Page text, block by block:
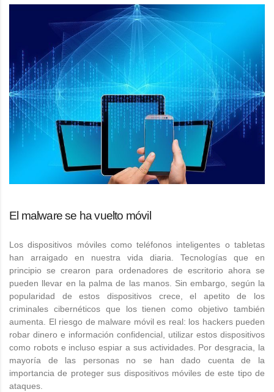
El malware se ha vuelto móvil
Los dispositivos móviles como teléfonos inteligentes o tabletas
han arraigado en nuestra vida diaria. Tecnologías que en
principio se crearon para ordenadores de escritorio ahora se
pueden llevar en la palma de las manos. Sin embargo, según la
popularidad de estos dispositivos crece, el apetito de los
criminales cibernéticos que los tienen como objetivo también
aumenta. El riesgo de malware móvil es real: los hackers pueden
robar dinero e información confidencial, utilizar estos dispositivos
como robots e incluso espiar a sus actividades. Por desgracia, la
mayoría de las personas no se han dado cuenta de la
importancia de proteger sus dispositivos móviles de este tipo de
ataques.